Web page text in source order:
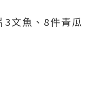
文魚、8件青瓜